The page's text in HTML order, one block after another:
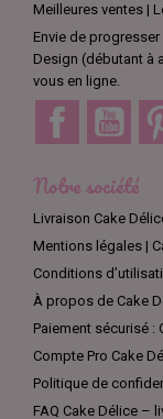
Meilleures ventes |
Envie de
Design (débutant à
vous en ligne.
Facebook
Notre société
Livraison Cake
Mentions légales |
Conditions
À propos de Cake
Paiement sécurisé :
Compte Pro Cake
Politique de
FAQ Cake Délice –